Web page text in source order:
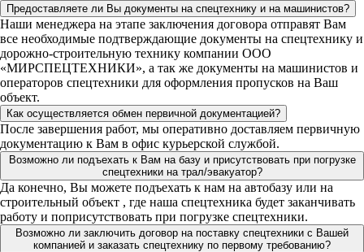
Предоставляете ли Вы документы на спецтехнику и на машинистов?
Наши менеджера на этапе заключения договора отправят Вам
все необходимые подтверждающие документы на спецтехнику и
дорожно-строительную технику компании ООО
«МИРСПЕЦТЕХНИКИ», а так же документы на машинистов и
операторов спецтехники для оформления пропусков на Ваш
объект.
Как осуществляется обмен первичной документацией?
После завершения работ, мы оперативно доставляем первичную
документацию к Вам в офис курьерской службой.
Возможно ли подъехать к Вам на базу и присутствовать при погрузке
спецтехники на трал/эвакуатор?
Да конечно, Вы можете подъехать к нам на автобазу или на
строительный объект , где наша спецтехника будет заканчивать
работу и поприсутствовать при погрузке спецтехники.
Возможно ли заключить договор на поставку спецтехники с Вашей
компанией и заказать спецтехнику по первому требованию?